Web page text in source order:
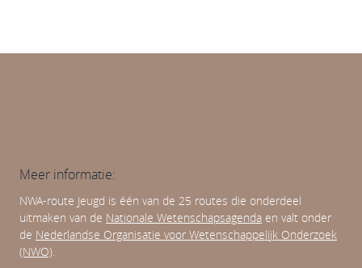
Meer informatie:
NWA-route Jeugd is één van de 25 routes die onderdeel
uitmaken van de Nationale Wetenschapsagenda en valt onder
de Nederlandse Organisatie voor Wetenschappelijk Onderzoek
(NWO).